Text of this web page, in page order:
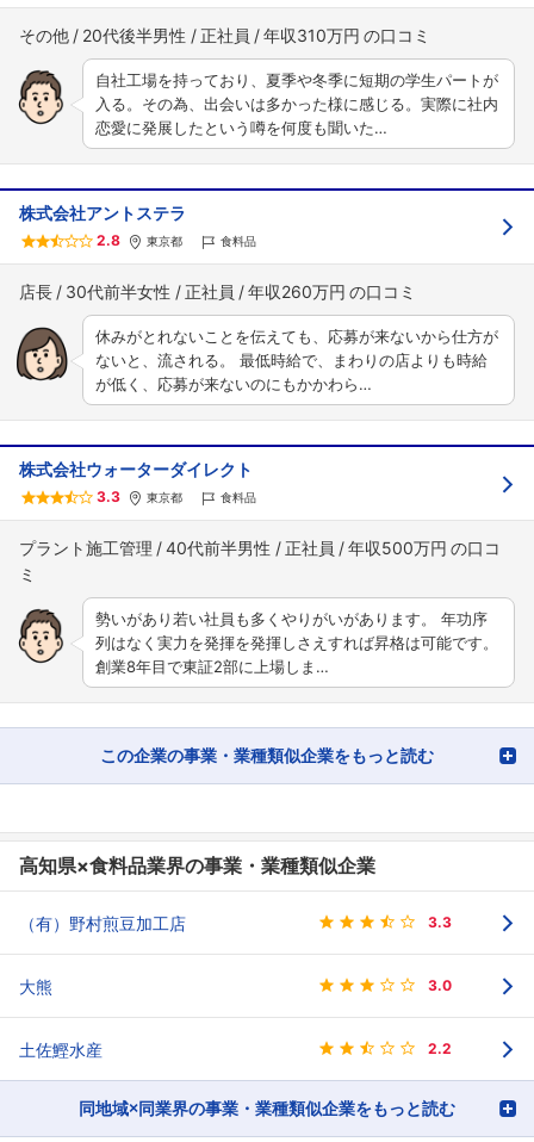
フォローしました
こちらの企業もフォローしませんか？
その他 20代後半男性 正社員 年収310万円
自社工場を持っており、夏季や冬季に短期の学生パートが
入る。その為、出会いは多かった様に感じる。実際に社内
恋愛に発展したという噂を何度も聞いた…
株式会社アントステラ
2.8 東京都 食料品
店長 30代前半女性 正社員 年収260万円
休みがとれないことを伝えても、応募が来ないから仕方が
ないと、流される。 最低時給で、まわりの店よりも時給
が低く、応募が来ないのにもかかわら…
株式会社ウォーターダイレクト
3.3 東京都 食料品
プラント施工管理 40代前半男性 正社員 年収500万円
勢いがあり若い社員も多くやりがいがあります。 年功序
列はなく実力を発揮を発揮しさえすれば昇格は可能です。
創業8年目で東証2部に上場しま…
この企業の事業・業種類似企業をもっと読む
高知県×食料品業界の事業・業種類似企業
（有）野村煎豆加工店 3.3
大熊 3.0
土佐鰹水産 2.2
同地域×同業界の事業・業種類似企業をもっと読む